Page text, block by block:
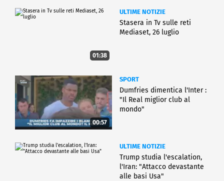
01:38
ULTIME NOTIZIE
Stasera in Tv sulle reti
Mediaset, 26 luglio
00:57
SPORT
Dumfries dimentica l'Inter :
"Il Real miglior club al
mondo"
ULTIME NOTIZIE
Trump studia l'escalation,
l'Iran: "Attacco devastante
alle basi Usa"